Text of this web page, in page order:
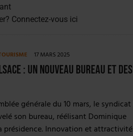
Connectez-vous ici
17 MARS 2025
: un nouveau bureau et
générale du 10 mars, le syndicat
son bureau, réélisant Dominique
présidence. Innovation et